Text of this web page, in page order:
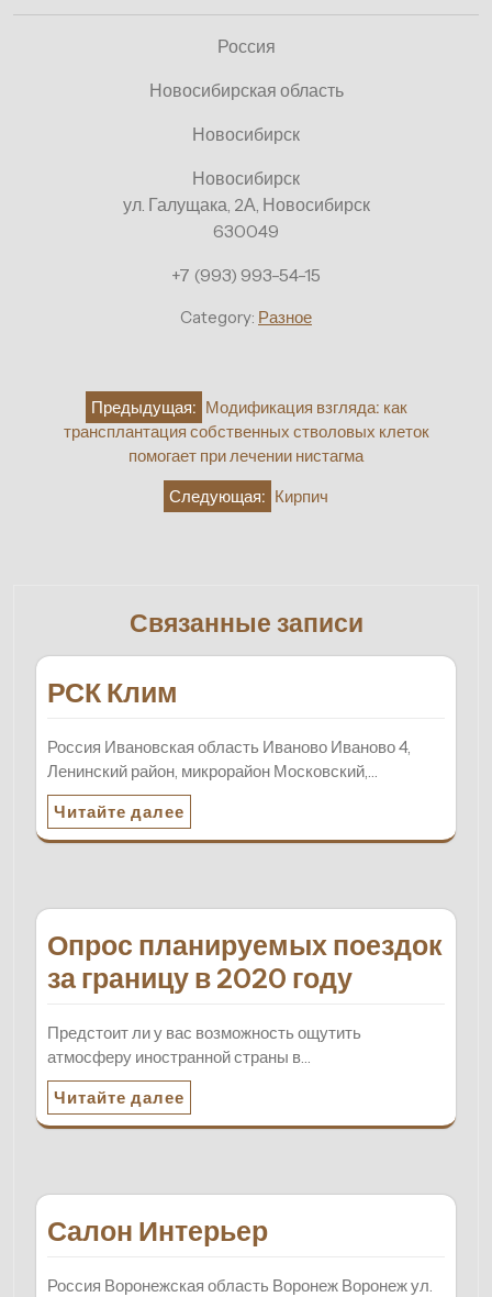
Россия
Новосибирская область
Новосибирск
Новосибирск
ул. Галущака, 2А, Новосибирск
630049
+7 (993) 993-54-15
Category: Разное
Навигация
Предыдущая: Модификация взгляда: как
трансплантация собственных стволовых клеток
помогает при лечении нистагма
Следующая: Кирпич
Связанные записи
РСК Клим
Россия Ивановская область Иваново Иваново 4,
Ленинский район, микрорайон Московский,…
Читайте далее
Опрос планируемых поездок
за границу в 2020 году
Предстоит ли у вас возможность ощутить
атмосферу иностранной страны в…
Читайте далее
Салон Интерьер
Россия Воронежская область Воронеж Воронеж ул.